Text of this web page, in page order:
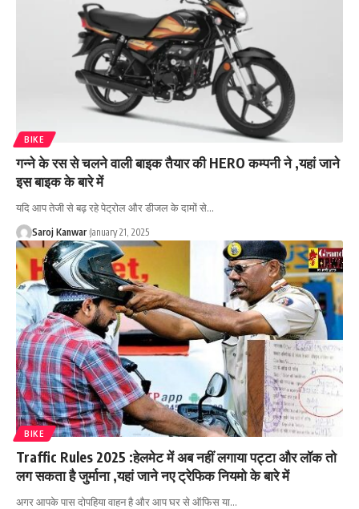
BIKE
गन्ने के रस से चलने वाली बाइक तैयार की HERO कम्पनी ने ,यहां जाने
इस बाइक के बारे में
यदि आप तेजी से बढ़ रहे पेट्रोल और डीजल के दामों से…
Saroj Kanwar January 21, 2025
BIKE
Traffic Rules 2025 :हेलमेट में अब नहीं लगाया पट्टा और लॉक तो
लग सकता है जुर्माना ,यहां जाने नए ट्रेफिक नियमो के बारे में
अगर आपके पास दोपहिया वाहन है और आप घर से ऑफिस या…